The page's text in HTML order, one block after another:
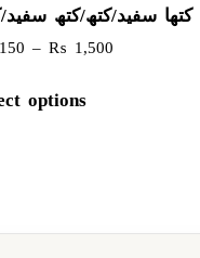
کتھا سفید/کتھ/کتھ سفید/
150 – ₨ 1,500
options